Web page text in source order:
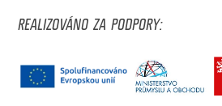
REALIZOVÁNO ZA PODPORY: